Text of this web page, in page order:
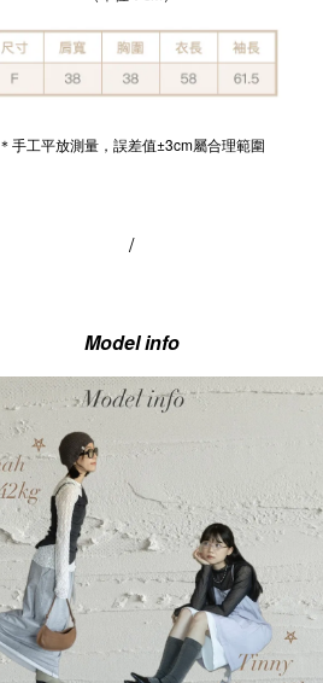
＊手工平放測量，誤差值±3cm屬合理範圍
/
Model info